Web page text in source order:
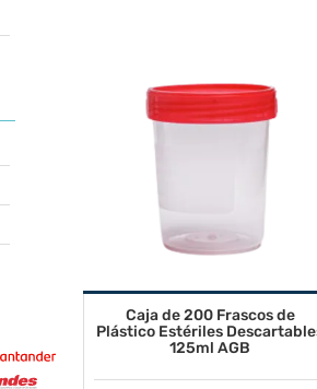
Caja de 200 Frascos de
Plástico Estériles
125ml AGB